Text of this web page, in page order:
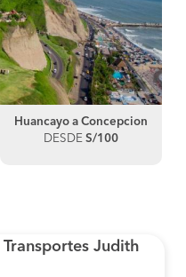
Huancayo a Concepcion
DESDE S/100
Transportes Judith